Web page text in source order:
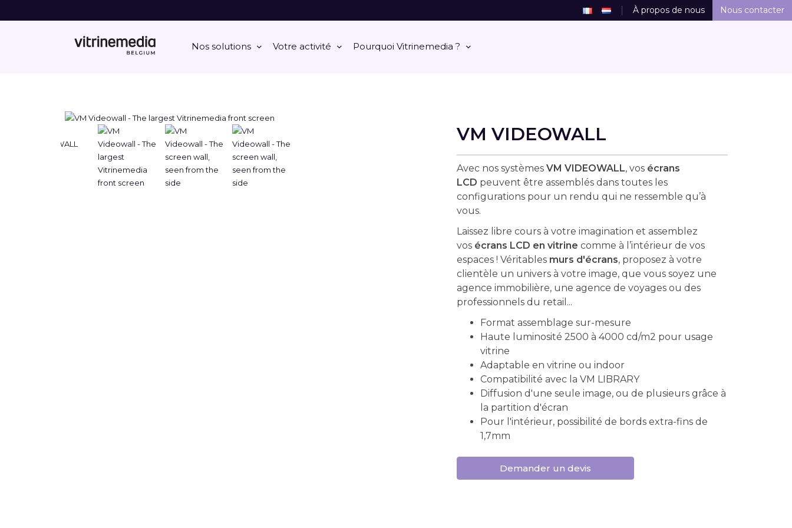
Nos solutions Votre activité Pourquoi Vitrinemedia ?
À propos de nous Nous contacter
VM VIDEOWALL
Avec nos systèmes VM VIDEOWALL, vos écrans
LCD peuvent être assemblés dans toutes les
configurations pour un rendu qui ne ressemble qu’à
vous.
Laissez libre cours à votre imagination et assemblez
vos écrans LCD en vitrine comme à l’intérieur de vos
espaces ! Véritables murs d'écrans, proposez à votre
clientèle un univers à votre image, que vous soyez une
agence immobilière, une agence de voyages ou des
professionnels du retail...
Format assemblage sur-mesure
Haute luminosité 2500 à 4000 cd/m2 pour usage
vitrine
Adaptable en vitrine ou indoor
Compatibilité avec la VM LIBRARY
Diffusion d'une seule image, ou de plusieurs grâce à
la partition d'écran
Pour l'intérieur, possibilité de bords extra-fins de
1,7mm
Demander un devis